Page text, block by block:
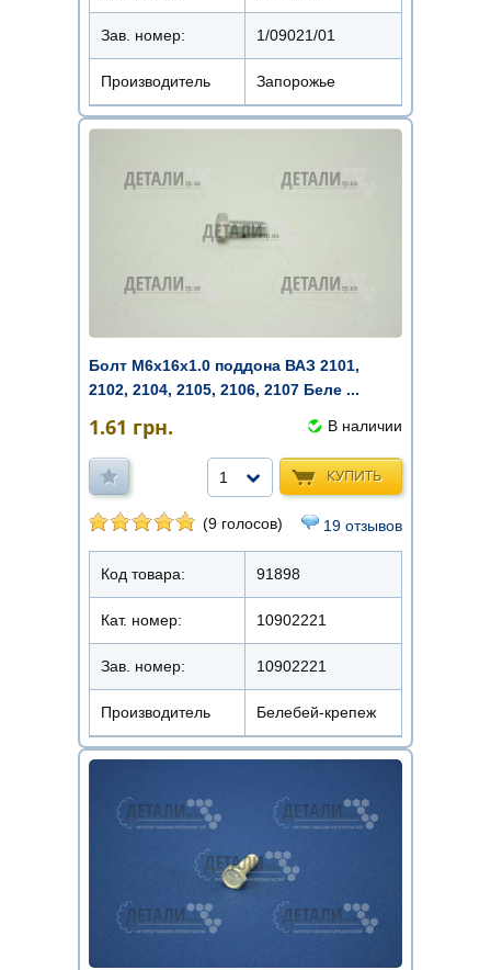
Зав. номер: 1/09021/01
Производитель Запорожье
Болт М6х16х1.0 поддона ВАЗ 2101,
2102, 2104, 2105, 2106, 2107 Беле ...
1.61 грн. В наличии
КУПИТЬ
1
(9 голосов) 19 отзывов
Код товара: 91898
Кат. номер: 10902221
Зав. номер: 10902221
Производитель Белебей-крепеж